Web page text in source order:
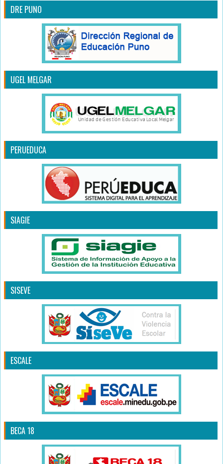
DRE PUNO
UGEL MELGAR
PERUEDUCA
SIAGIE
SISEVE
ESCALE
BECA 18